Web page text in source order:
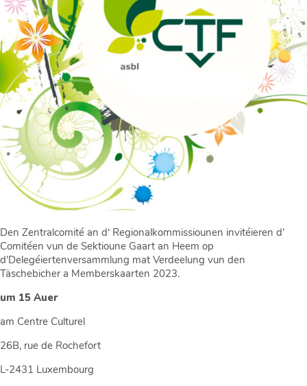
Den Zentralcomité an d‘ Regionalkommissiounen invitéieren d’
Comitéen vun de Sektioune Gaart an Heem op
d’Delegéiertenversammlung mat Verdeelung vun den
Täschebicher a Memberskaarten 2023.
um 15 Auer
am Centre Culturel
26B, rue de Rochefort
L-2431 Luxembourg